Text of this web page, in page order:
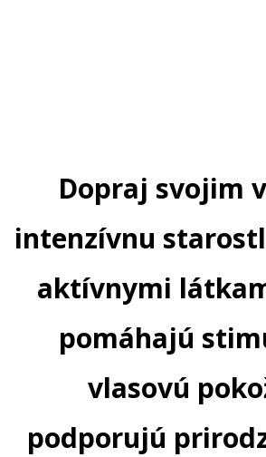
Dopraj svojim
intenzívnu
aktívnymi
pomáhajú
vlasovú
podporujú